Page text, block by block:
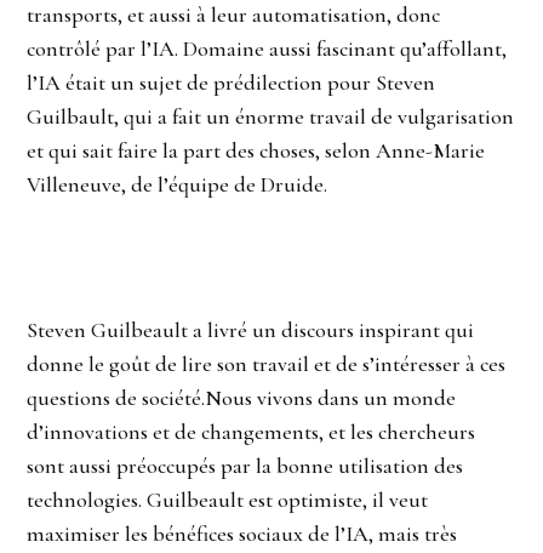
transports, et aussi à leur automatisation, donc
contrôlé par l’IA. Domaine aussi fascinant qu’affollant,
l’IA était un sujet de prédilection pour Steven
Guilbault, qui a fait un énorme travail de vulgarisation
et qui sait faire la part des choses, selon Anne-Marie
Villeneuve, de l’équipe de Druide.
Steven Guilbeault a livré un discours inspirant qui
donne le goût de lire son travail et de s’intéresser à ces
questions de société.Nous vivons dans un monde
d’innovations et de changements, et les chercheurs
sont aussi préoccupés par la bonne utilisation des
technologies. Guilbeault est optimiste, il veut
maximiser les bénéfices sociaux de l’IA, mais très